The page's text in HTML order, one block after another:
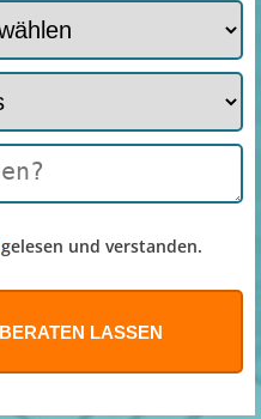
gelesen und verstanden.